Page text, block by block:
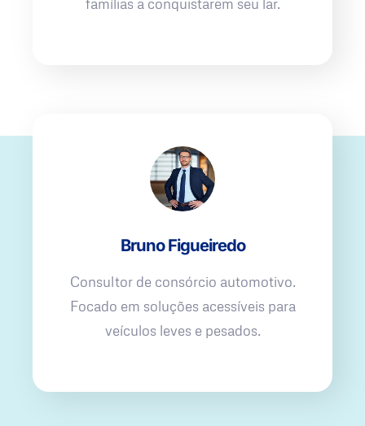
famílias a conquistarem seu lar.
Bruno Figueiredo
Consultor de consórcio automotivo.
Focado em soluções acessíveis para
veículos leves e pesados.